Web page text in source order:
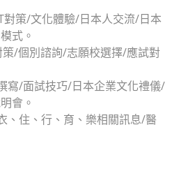
對策/文化體驗/日本人交流/日本
式。
策/個別諮詢/志願校選擇/應試對
寫/面試技巧/日本企業文化禮儀/
會。
、住、行、育、樂相關訊息/醫